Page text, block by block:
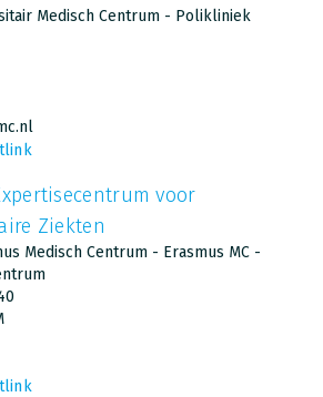
Medisch Centrum - Polikliniek
voor
Ziekten
Medisch Centrum - Erasmus MC -